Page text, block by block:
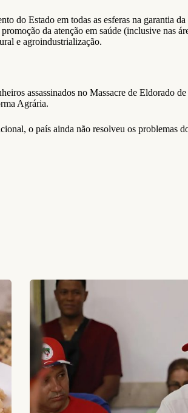
do Estado em todas as esferas na garantia
da atenção em saúde (inclusive
e agroindustrialização.
assassinados no Massacre de
Agrária.
o país ainda não resolveu os